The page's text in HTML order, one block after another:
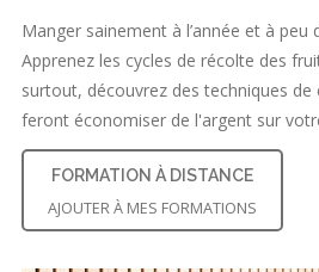
Manger sainement à l’année et à peu
Apprenez les cycles de récolte des
surtout, découvrez des techniques
feront économiser de l'argent sur
FORMATION À DISTANCE
AJOUTER À MES FORMATIONS